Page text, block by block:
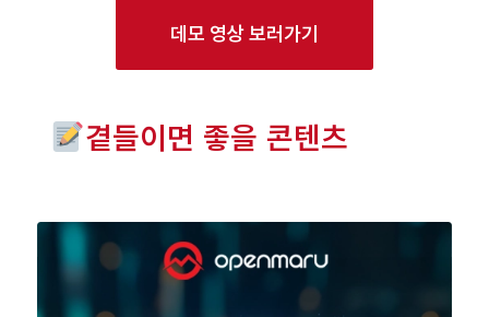
데모 영상 보러가기
곁들이면 좋을 콘텐츠